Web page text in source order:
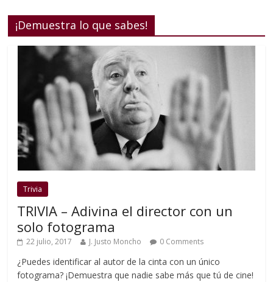
¡Demuestra lo que sabes!
Trivia
TRIVIA – Adivina el director con un
solo fotograma
22 julio, 2017 J. Justo Moncho 0 Comments
¿Puedes identificar al autor de la cinta con un único
fotograma? ¡Demuestra que nadie sabe más que tú de cine!